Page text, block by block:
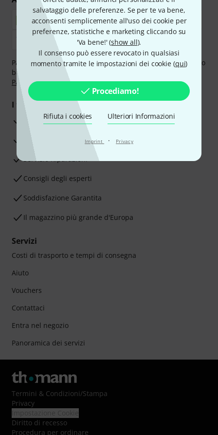
salvataggio delle preferenze. Se per te va bene,
acconsenti semplicemente all'uso dei cookie per
preferenze, statistiche e marketing cliccando su
'Va bene!' (show all).
Il consenso può essere revocato in qualsiasi
momento tramite le impostazioni dei cookie (qui)
Procediamo!
Rifiuta i cookies Ulteriori Informazioni
Imprint · Privacy
Paga in tutta sicurezza con Contanti alla consegna, Bonifico
bancario, PayPal, Amazon Pay,
Paga in 3 rateoppure Carta di credito.
I tuoi vantaggi
3 anni di garanzia Thomann
30 giorni di garanzia soddisfatti o rimborsati
Servizio Riparazioni
Consigli degli esperti
Soddisfazione Garantita
Il magazzino più grande d'Europa
Servizi
Costi di trasporto e tempi di consegna
Aiuto
Vouchers
Contattaci
Entra nel negozio
Panoramica dei servizi
Termini & Condizioni/Stampa
Privacy
Diritto di recesso
Procedura per ordinare